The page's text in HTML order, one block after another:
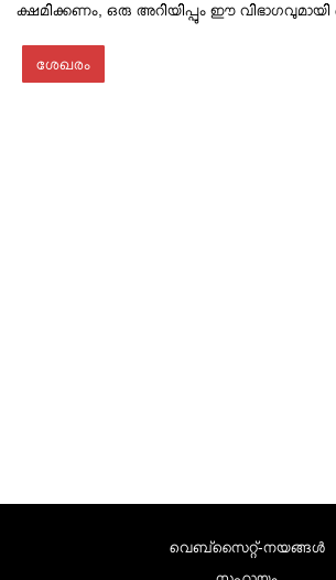
ക്ഷമിക്കണം, ഒരു അറിയിപ്പും ഈ വിഭാഗവുമായി
ശേഖരം
വെബ്സൈറ്റ്-നയങ്ങള്‍